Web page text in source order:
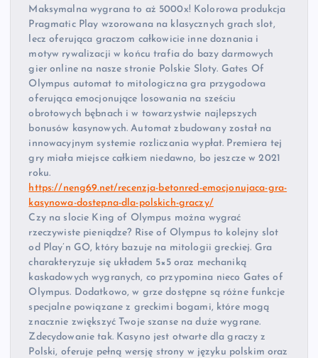
Maksymalna wygrana to aż 5000x! Kolorowa produkcja
Pragmatic Play wzorowana na klasycznych grach slot,
lecz oferująca graczom całkowicie inne doznania i
motyw rywalizacji w końcu trafia do bazy darmowych
gier online na nasze stronie Polskie Sloty. Gates Of
Olympus automat to mitologiczna gra przygodowa
oferująca emocjonujące losowania na sześciu
obrotowych bębnach i w towarzystwie najlepszych
bonusów kasynowych. Automat zbudowany został na
innowacyjnym systemie rozliczania wypłat. Premiera tej
gry miała miejsce całkiem niedawno, bo jeszcze w 2021
roku.
https://neng69.net/recenzja-betonred-emocjonujaca-gra-
kasynowa-dostepna-dla-polskich-graczy/
Czy na slocie King of Olympus można wygrać
rzeczywiste pieniądze? Rise of Olympus to kolejny slot
od Play’n GO, który bazuje na mitologii greckiej. Gra
charakteryzuje się układem 5×5 oraz mechaniką
kaskadowych wygranych, co przypomina nieco Gates of
Olympus. Dodatkowo, w grze dostępne są różne funkcje
specjalne powiązane z greckimi bogami, które mogą
znacznie zwiększyć Twoje szanse na duże wygrane.
Zdecydowanie tak. Kasyno jest otwarte dla graczy z
Polski, oferuje pełną wersję strony w języku polskim oraz